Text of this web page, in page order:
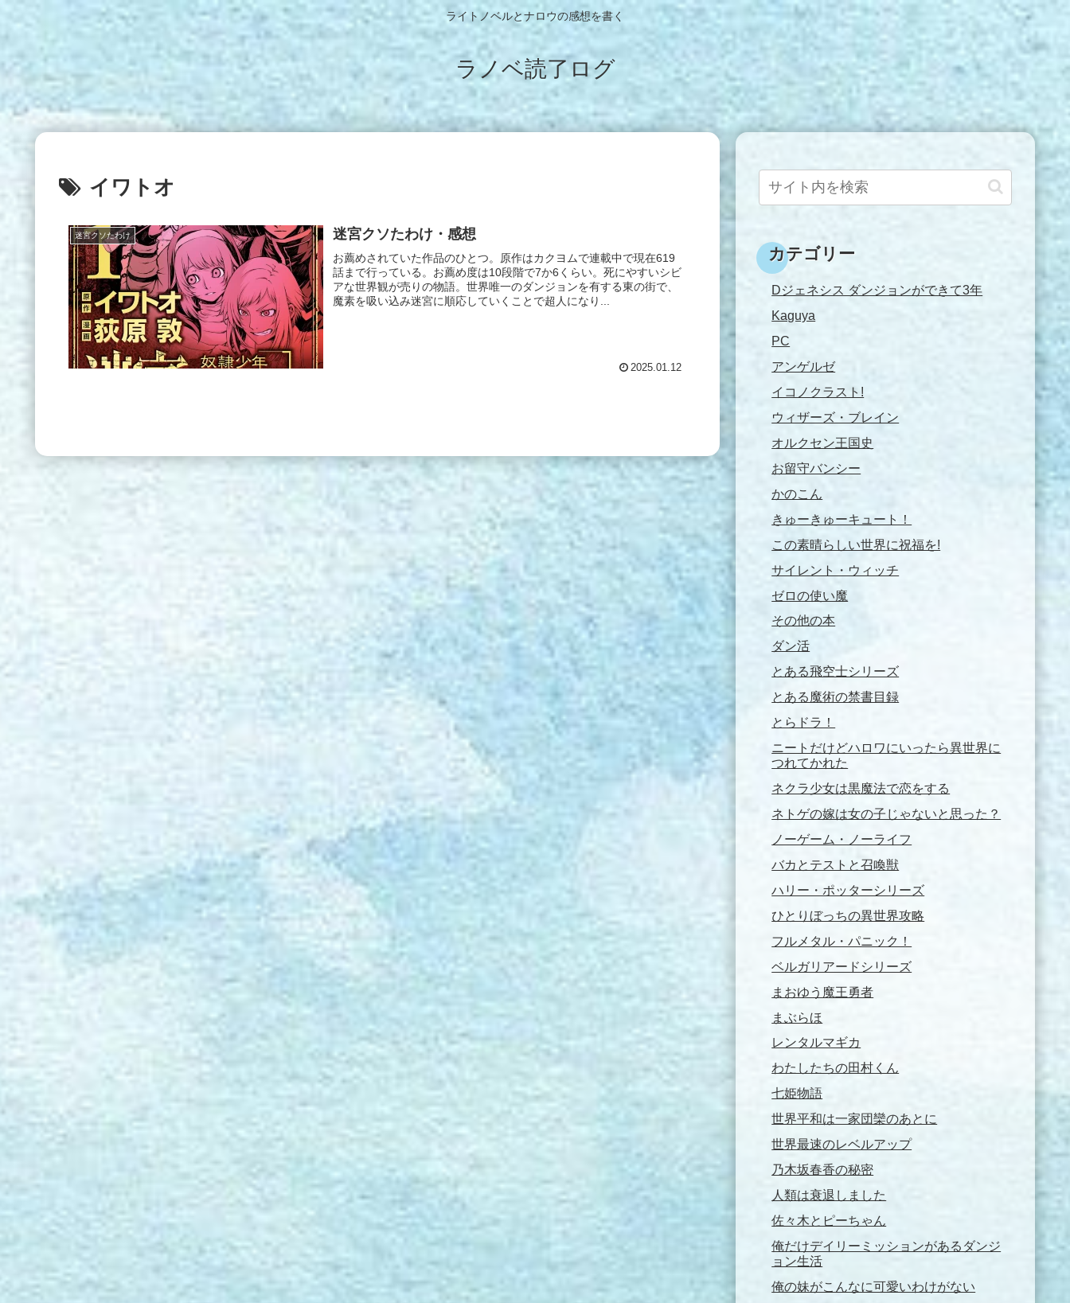
ライトノベルとナロウの感想を書く
ラノベ読了ログ
イワトオ
迷宮クソたわけ 迷宮クソたわけ・感想
お薦めされていた作品のひとつ。原作はカクヨムで連載中で現在619
話まで行っている。お薦め度は10段階で7か6くらい。死にやすいシビ
アな世界観が売りの物語。世界唯一のダンジョンを有する東の街で、
魔素を吸い込み迷宮に順応していくことで超人になり...
2025.01.12
カテゴリー
Dジェネシス ダンジョンができて3年
Kaguya
PC
アンゲルゼ
イコノクラスト!
ウィザーズ・ブレイン
オルクセン王国史
お留守バンシー
かのこん
きゅーきゅーキュート！
この素晴らしい世界に祝福を!
サイレント・ウィッチ
ゼロの使い魔
その他の本
ダン活
とある飛空士シリーズ
とある魔術の禁書目録
とらドラ！
ニートだけどハロワにいったら異世界に
つれてかれた
ネクラ少女は黒魔法で恋をする
ネトゲの嫁は女の子じゃないと思った？
ノーゲーム・ノーライフ
バカとテストと召喚獣
ハリー・ポッターシリーズ
ひとりぼっちの異世界攻略
フルメタル・パニック！
ベルガリアードシリーズ
まおゆう魔王勇者
まぶらほ
レンタルマギカ
わたしたちの田村くん
七姫物語
世界平和は一家団欒のあとに
世界最速のレベルアップ
乃木坂春香の秘密
人類は衰退しました
佐々木とピーちゃん
俺だけデイリーミッションがあるダンジ
ョン生活
俺の妹がこんなに可愛いわけがない